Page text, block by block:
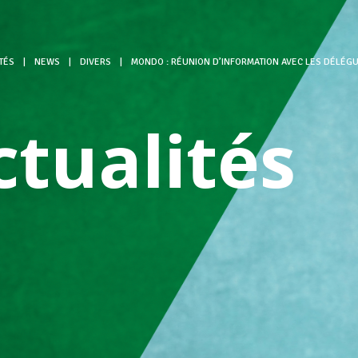
NEWS DIVERS MONDO : RÉUNION D’INFORMATION AVEC LES